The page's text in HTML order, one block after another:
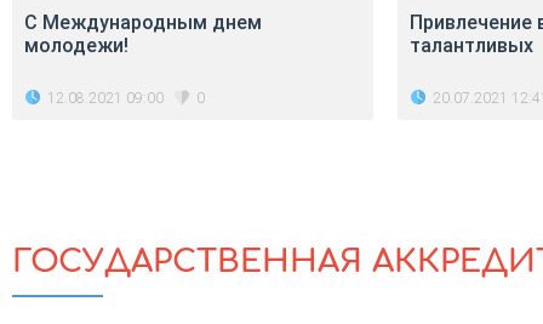
С Международным днем
молодежи!
12.08.2021 09:00 0
Привлечение
талантливых
20.07.2021
ГОСУДАРСТВЕННАЯ